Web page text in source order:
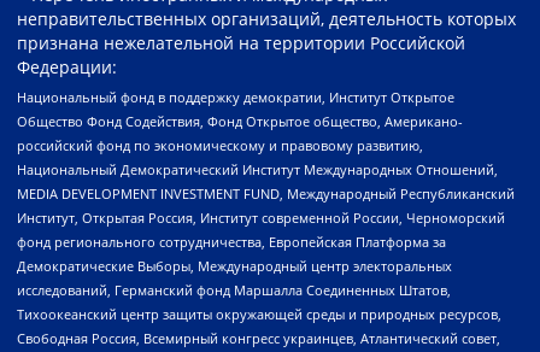
неправительственных организаций, деятельность которых
признана нежелательной на территории Российской
Федерации:
Национальный фонд в поддержку демократии, Институт Открытое
Общество Фонд Содействия, Фонд Открытое общество, Американо-
российский фонд по экономическому и правовому развитию,
Национальный Демократический Институт Международных Отношений,
MEDIA DEVELOPMENT INVESTMENT FUND, Международный Республиканский
Институт, Открытая Россия, Институт современной России, Черноморский
фонд регионального сотрудничества, Европейская Платформа за
Демократические Выборы, Международный центр электоральных
исследований, Германский фонд Маршалла Соединенных Штатов,
Тихоокеанский центр защиты окружающей среды и природных ресурсов,
Свободная Россия, Всемирный конгресс украинцев, Атлантический совет,